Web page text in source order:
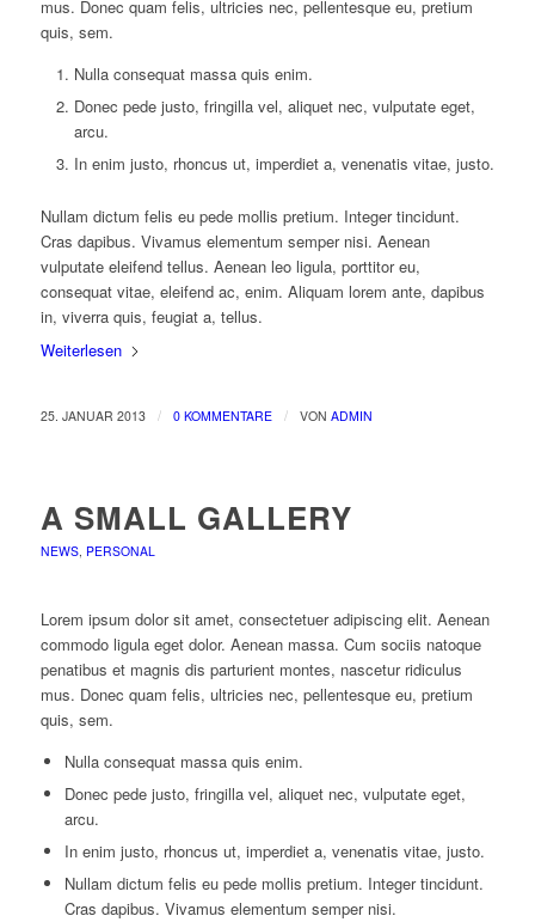
mus. Donec quam felis, ultricies nec, pellentesque eu, pretium
quis, sem.
Nulla consequat massa quis enim.
Donec pede justo, fringilla vel, aliquet nec, vulputate eget,
arcu.
In enim justo, rhoncus ut, imperdiet a, venenatis vitae, justo.
Nullam dictum felis eu pede mollis pretium. Integer tincidunt.
Cras dapibus. Vivamus elementum semper nisi. Aenean
vulputate eleifend tellus. Aenean leo ligula, porttitor eu,
consequat vitae, eleifend ac, enim. Aliquam lorem ante, dapibus
in, viverra quis, feugiat a, tellus.
Weiterlesen
25. JANUAR 2013 / 0 KOMMENTARE / VON ADMIN
A SMALL GALLERY
NEWS, PERSONAL
Lorem ipsum dolor sit amet, consectetuer adipiscing elit. Aenean
commodo ligula eget dolor. Aenean massa. Cum sociis natoque
penatibus et magnis dis parturient montes, nascetur ridiculus
mus. Donec quam felis, ultricies nec, pellentesque eu, pretium
quis, sem.
Nulla consequat massa quis enim.
Donec pede justo, fringilla vel, aliquet nec, vulputate eget,
arcu.
In enim justo, rhoncus ut, imperdiet a, venenatis vitae, justo.
Nullam dictum felis eu pede mollis pretium. Integer tincidunt.
Cras dapibus. Vivamus elementum semper nisi.